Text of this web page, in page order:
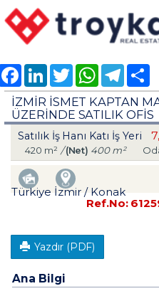
FacebookLinkedInTwitter WhatsAppTelegram
İZMİR İSMET KAPTAN
ÜZERİNDE SATILIK OFİS
Satılık İş Hanı Katı İş Yeri
420 m² /(Net) 400 m²
Türkiye İzmir / Konak
Ref.No:
Yazdır (PDF)
Ana Bilgi